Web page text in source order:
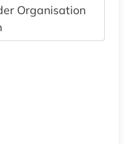
Organisation